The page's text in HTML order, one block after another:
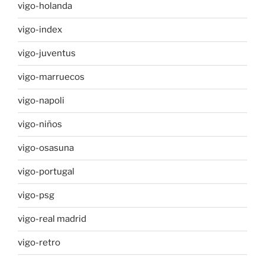
vigo-holanda
vigo-index
vigo-juventus
vigo-marruecos
vigo-napoli
vigo-niños
vigo-osasuna
vigo-portugal
vigo-psg
vigo-real madrid
vigo-retro